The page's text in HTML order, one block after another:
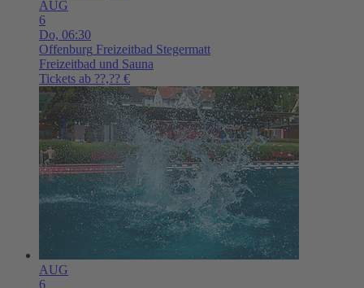
AUG
6
Do, 06:30
Offenburg Freizeitbad Stegermatt
Freizeitbad und Sauna
Tickets ab ??,?? €
AUG
6